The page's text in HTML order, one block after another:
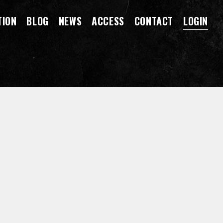
BLOG NEWS ACCESS CONTACT LOGIN